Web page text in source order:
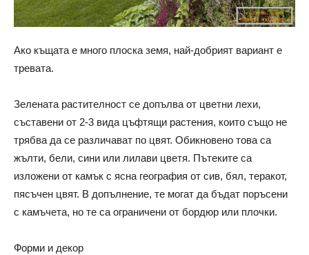
Ако къщата е много плоска земя, най-добрият вариант е
тревата.
Зелената растителност се допълва от цветни лехи,
съставени от 2-3 вида цъфтящи растения, които също не
трябва да се различават по цвят. Обикновено това са
жълти, бели, сини или лилави цветя. Пътеките са
изложени от камък с ясна география от сив, бял, теракот,
пясъчен цвят. В допълнение, те могат да бъдат поръсени
с камъчета, но те са ограничени от бордюр или плочки.
Форми и декор